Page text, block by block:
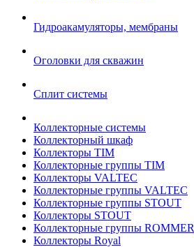
Гидроакамуляторы, мембраны
Оголовки для скважин
Сплит системы
Коллекторные системы
Коллекторный шкаф
Коллекторы TIM
Коллекторные группы TIM
Коллекторы VALTEC
Коллекторные группы VALTEC
Коллекторные группы STOUT
Коллекторы STOUT
Коллекторные группы ROMMER
Коллекторы Royal